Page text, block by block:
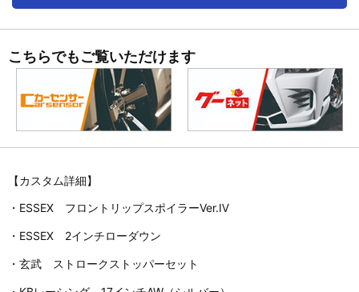
こちらでもご覧いただけます
【カスタム詳細】
・ESSEX フロントリップスポイラーVer.Ⅳ
・ESSEX 2インチローダウン
・玄武 ストロークストッパーセット